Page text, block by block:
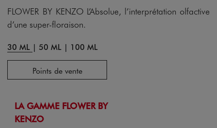
FLOWER BY KENZO L’Absolue, l’interprétation olfactive
d’une super-floraison.
30 ML | 50 ML | 100 ML
Points de vente
LA GAMME FLOWER BY
KENZO